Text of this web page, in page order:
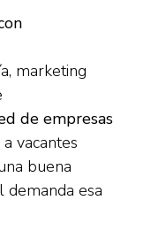
marketing
de empresas
vacantes
buena
demanda esa